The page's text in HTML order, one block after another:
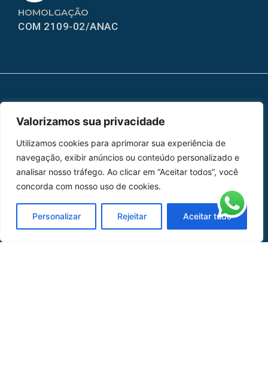
Valorizamos sua privacidade
Utilizamos cookies para aprimorar sua experiência de
navegação, exibir anúncios ou conteúdo personalizado e
analisar nosso tráfego. Ao clicar em “Aceitar todos”, você
concorda com nosso uso de cookies.
Personalizar Rejeitar Aceitar tudo
HOMOLGAÇÃO
COM 2109-02/ANAC
Peças
Catálogo de Aplicações
Oficina de Mangueiras